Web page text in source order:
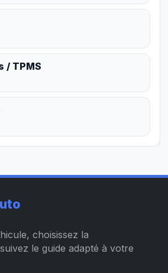
/ TPMS
choisissez la
le guide adapté à votre